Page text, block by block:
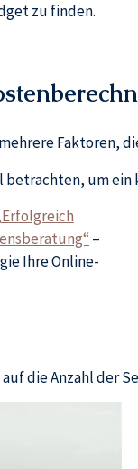
zu finden.
betrachten, um
–
Ihre Online-
die Anzahl der